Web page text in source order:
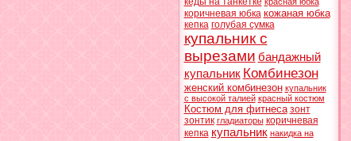
коричневая юбка кожаная юбка
кепка голубая сумка
купальник с
вырезами бандажный
купальник Комбинезон
женский комбинезон купальник
с высокой талией красный костюм
Костюм для фитнеса зонт
зонтик гладиаторы коричневая
кепка купальник накидка на